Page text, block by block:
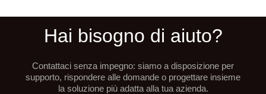
Hai bisogno di aiuto?
Contattaci senza impegno: siamo a disposizione per
supporto, rispondere alle domande o progettare insieme
la soluzione più adatta alla tua azienda.